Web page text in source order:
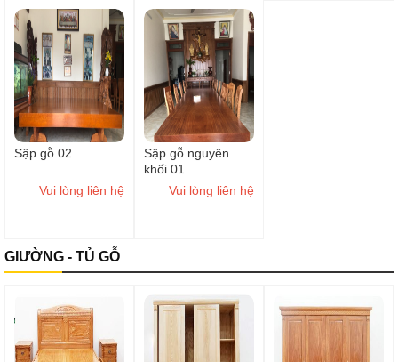
Sập gỗ 02
Vui lòng liên hệ
Sập gỗ nguyên
khối 01
Vui lòng liên hệ
GIƯỜNG - TỦ GỖ